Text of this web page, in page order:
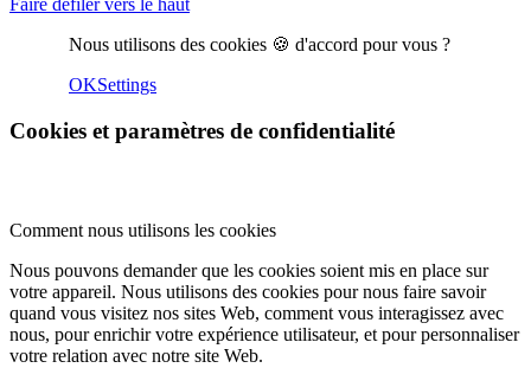
Faire défiler vers le haut
Nous utilisons des cookies 🍪 d'accord pour vous ?
OKSettings
Cookies et paramètres de confidentialité
Comment nous utilisons les cookies
Nous pouvons demander que les cookies soient mis en place sur
votre appareil. Nous utilisons des cookies pour nous faire savoir
quand vous visitez nos sites Web, comment vous interagissez avec
nous, pour enrichir votre expérience utilisateur, et pour personnaliser
votre relation avec notre site Web.